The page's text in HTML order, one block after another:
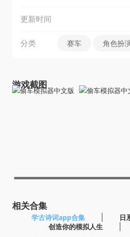
更新时间
分类 赛车 角色扮
游戏截图
相关合集
学古诗词app合集
日
创造你的模拟人生